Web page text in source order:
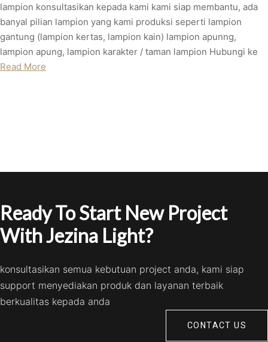
lampion konsultasikan kepada kami kami siap membantu, ada
banyal pilian lampion yang kami produksi seperti lampion
gantung (lampion kertas, lampion kain) lampion apunng,
lampion apung, lampion karakter / taman lampion Hubungi ke
Read More
Ready To Start New Project
With Jezina Light?
konsultasikan semua kebutuan project anda, kami siap
support menyediakan produk dan layanan terbaik
berkualitas kepada anda
CONTACT US